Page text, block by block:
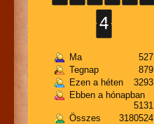
Ma
527
Tegnap
879
Ezen a héten
3293
Ebben a hónapban
5131
Összes
3180524